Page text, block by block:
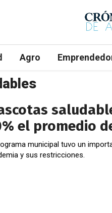
Agro
el promedio
municipal tuvo un
y sus restricciones.